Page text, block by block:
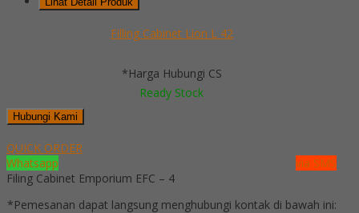
Filling Cabinet Lion L 42
*Harga Hubungi CS
Ready Stock
Hubungi Kami
QUICK ORDER
Whatsapp
via SMS
Filing Cabinet Emporium EFC – 4
*Pemesanan dapat langsung menghubungi kontak di bawah ini: